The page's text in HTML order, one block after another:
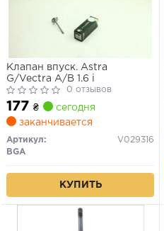
Клапан впуск. Astra
G/Vectra A/B 1.6 i
0 отзывов
177 ₴
сегодня
заканчивается
Артикул:
V029316
BGA
КУПИТЬ